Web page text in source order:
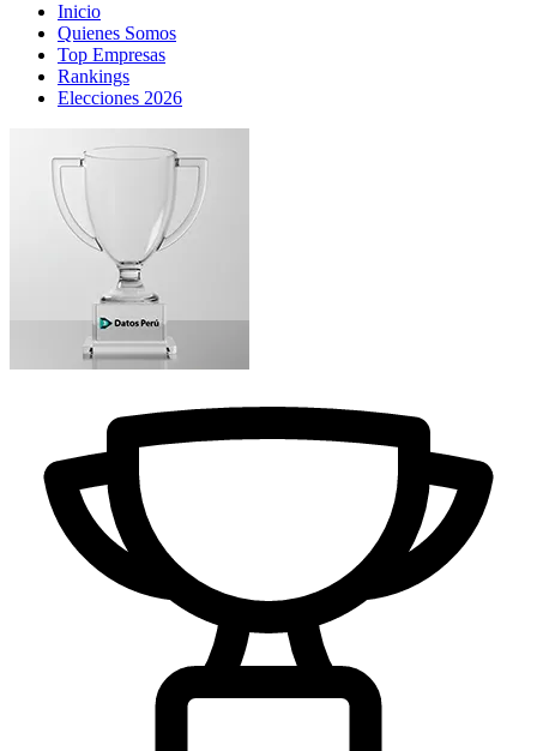
Inicio
Quienes Somos
Top Empresas
Rankings
Elecciones 2026